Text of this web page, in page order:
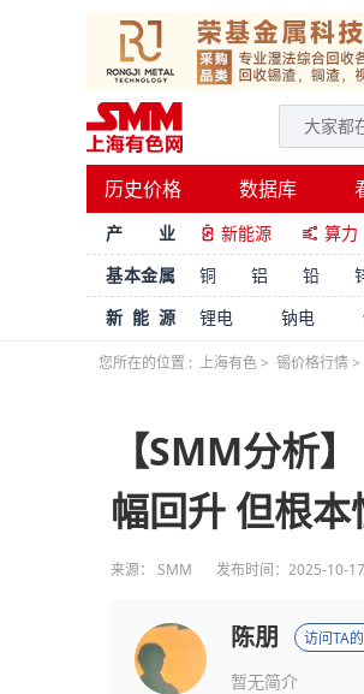
历史价格 数据库
产 业  新能源  算力
基本金属
铜 铝 铅
新能源
锂电 钠电
您所在的位置 : 上海有色> 锡价格行情>
【SMM分析
幅回升 但根
来源： SMM 发布时间：2025-10-
陈朋 访问TA
暂无简介